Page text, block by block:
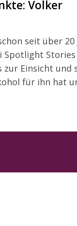
Volker
seit über 20
zur Einsicht
für ihn hat